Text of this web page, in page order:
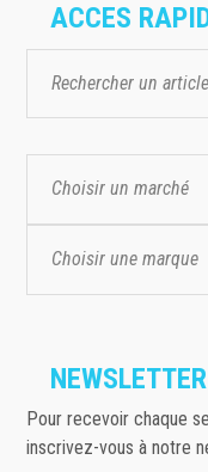
ACCES
Choisir un marché
Choisir une marque
NEWSLETTER
Pour recevoir chaque
inscrivez-vous à notre